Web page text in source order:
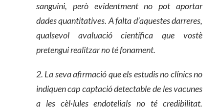
sanguini, però evidentment no pot aportar
dades quantitatives. A falta d’aquestesdarreres,
qualsevol avaluació científica que vostè
pretengui realitzar no té fonament.
2. La seva afirmació que els estudis no clínics no
indiquen cap captació detectable de les vacunes
ales cèl·lules endotelials no té credibilitat.